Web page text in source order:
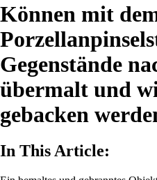
Können mit
Gegenstände
übermalt und
gebacken
In This Article: